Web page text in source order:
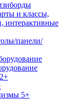
и классы,
интерактивные
панели/
5+